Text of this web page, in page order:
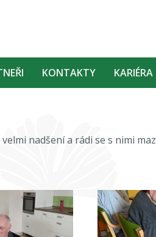
KONTAKTY KARIÉRA
nadšení a rádi se s nimi